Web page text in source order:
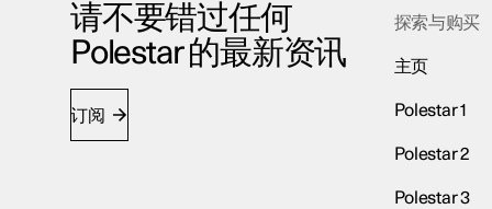
请不要错过任何
Polestar 的最新资讯
订阅
探索与购买
主页
Polestar 1
Polestar 2
Polestar 3